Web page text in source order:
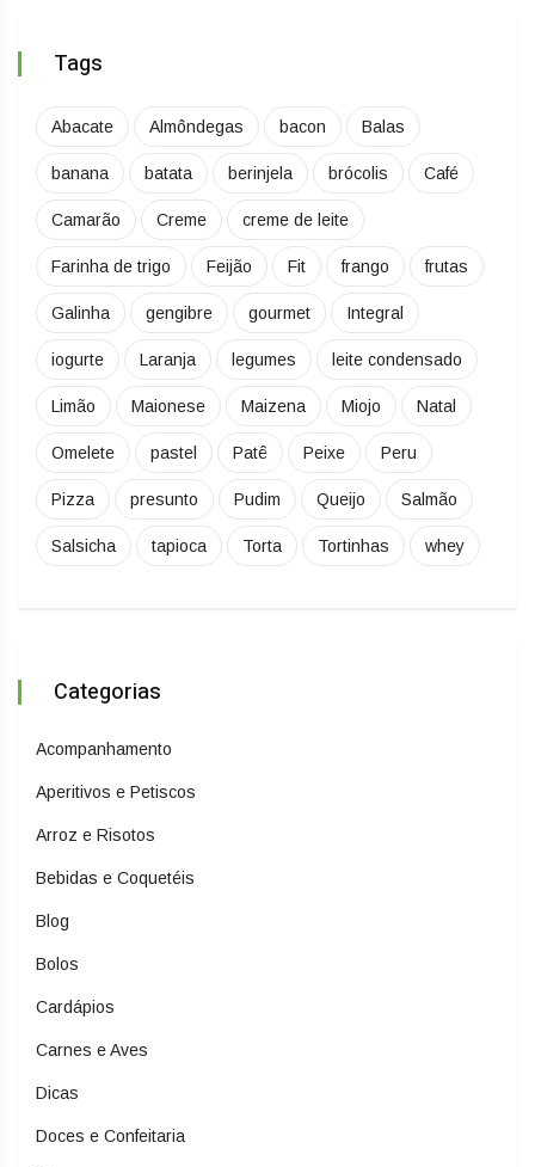
Tags
Abacate Almôndegas bacon Balas
banana batata berinjela brócolis Café
Camarão Creme creme de leite
Farinha de trigo Feijão Fit frango frutas
Galinha gengibre gourmet Integral
iogurte Laranja legumes leite condensado
Limão Maionese Maizena Miojo Natal
Omelete pastel Patê Peixe Peru
Pizza presunto Pudim Queijo Salmão
Salsicha tapioca Torta Tortinhas whey
Categorias
Acompanhamento
Aperitivos e Petiscos
Arroz e Risotos
Bebidas e Coquetéis
Blog
Bolos
Cardápios
Carnes e Aves
Dicas
Doces e Confeitaria